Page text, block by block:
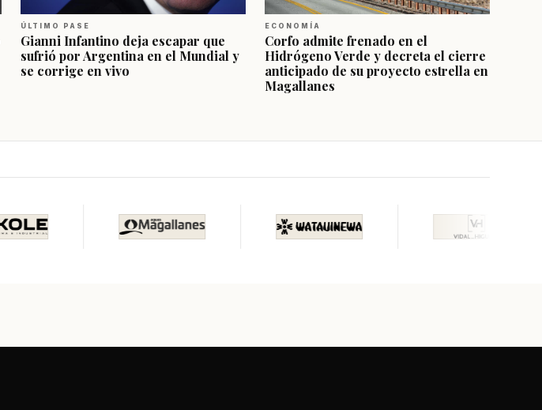
ÚLTIMO PASE
Gianni Infantino deja escapar que
sufrió por Argentina en el Mundial y
se corrige en vivo
ECONOMÍA
Corfo admite frenado en el
Hidrógeno Verde y decreta el cierre
anticipado de su proyecto estrella en
Magallanes